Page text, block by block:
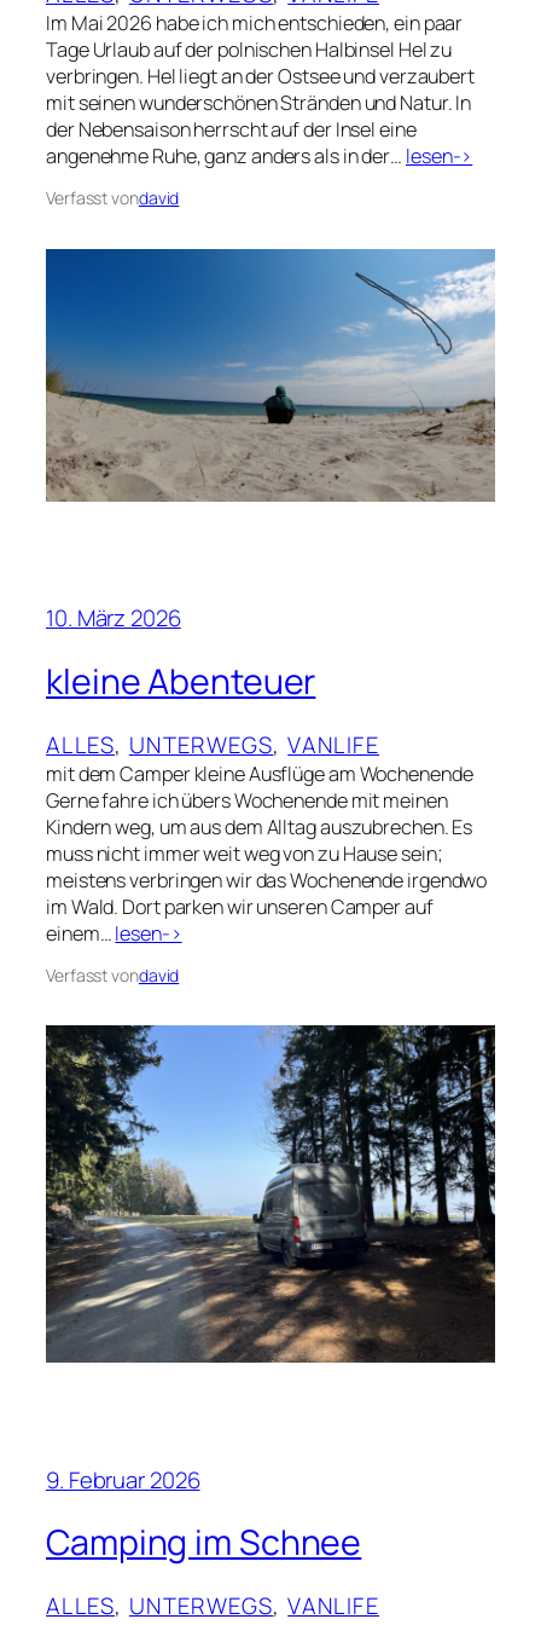
Im Mai 2026 habe ich mich entschieden, ein paar
Tage Urlaub auf der polnischen Halbinsel Hel zu
verbringen. Hel liegt an der Ostsee und verzaubert
mit seinen wunderschönen Stränden und Natur. In
der Nebensaison herrscht auf der Insel eine
angenehme Ruhe, ganz anders als in der… lesen->
Verfasst vondavid
10. März 2026
kleine Abenteuer
ALLES, UNTERWEGS, VANLIFE
mit dem Camper kleine Ausflüge am Wochenende
Gerne fahre ich übers Wochenende mit meinen
Kindern weg, um aus dem Alltag auszubrechen. Es
muss nicht immer weit weg von zu Hause sein;
meistens verbringen wir das Wochenende irgendwo
im Wald. Dort parken wir unseren Camper auf
einem…lesen->
Verfasst vondavid
9. Februar 2026
Camping im Schnee
ALLES, UNTERWEGS, VANLIFE